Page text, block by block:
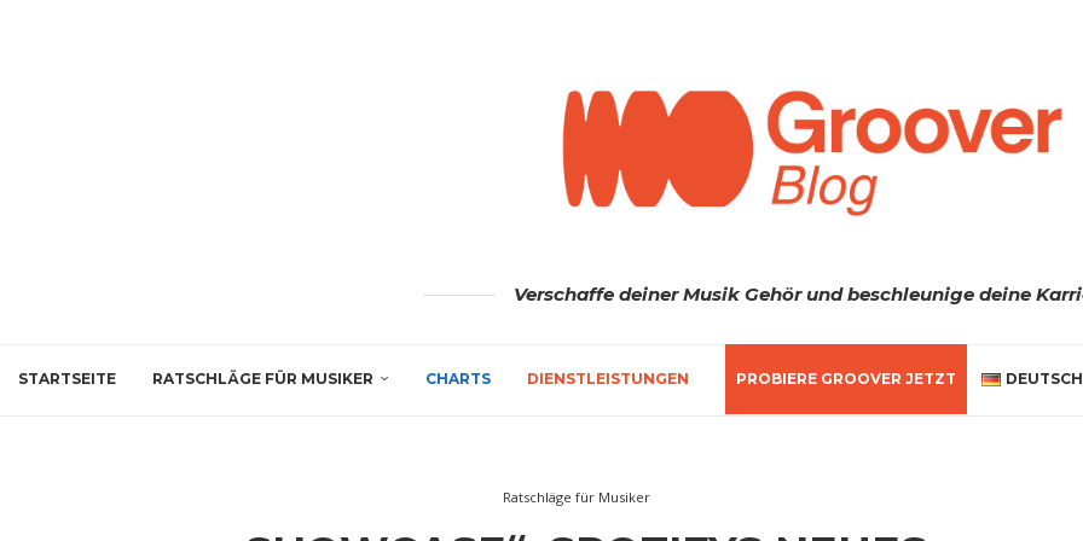
Verschaffe deiner Musik Gehör und beschleunige deine
STARTSEITE RATSCHLÄGE FÜR MUSIKER CHARTS DIENSTLEISTUNGEN PROBIERE GROOVER JETZT DEUTSCH
Ratschläge für Musiker